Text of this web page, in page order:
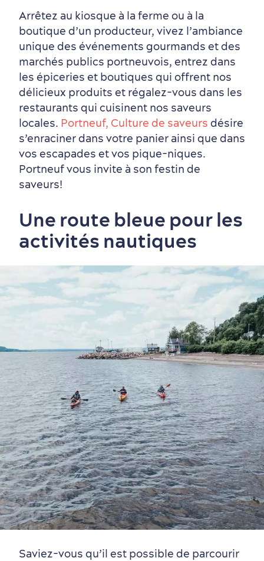
Arrêtez au kiosque à la ferme ou à la
boutique d’un producteur, vivez l’ambiance
unique des événements gourmands et des
marchés publics portneuvois, entrez dans
les épiceries et boutiques qui offrent nos
délicieux produits et régalez-vous dans les
restaurants qui cuisinent nos saveurs
locales. Portneuf, Culture de saveurs désire
s’enraciner dans votre panier ainsi que dans
vos escapades et vos pique-niques.
Portneuf vous invite à son festin de
saveurs!
Une route bleue pour les
activités nautiques
Saviez-vous qu’il est possible de parcourir